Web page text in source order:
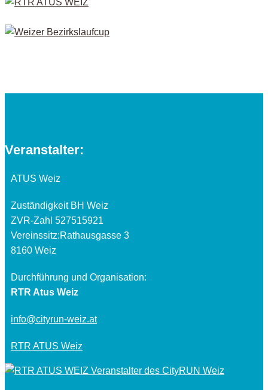
Veranstalter:
ATUS Weiz
Zuständigkeit BH Weiz
ZVR-Zahl 527515921
Vereinssitz:Rathausgasse 3
8160 Weiz
Durchführung und Organisation:
RTR Atus Weiz
info@cityrun-weiz.at
RTR ATUS Weiz